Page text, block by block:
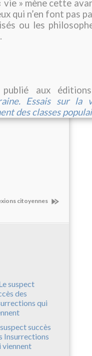
vie » mène cette
qui n’en font pas
ou les
publié aux
Essais sur la
des classes
citoyennes
succès
Insurrections
viennent